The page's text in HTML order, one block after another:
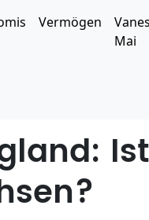
Vermögen
Mai